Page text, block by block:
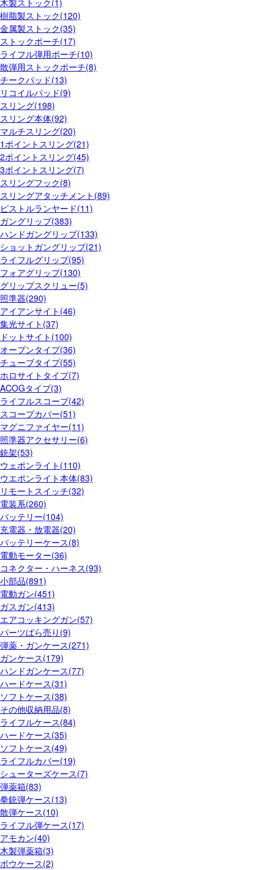
木製ストック(1)
樹脂製ストック(120)
金属製ストック(35)
ストックポーチ(17)
ライフル弾用ポーチ(10)
散弾用ストックポーチ(8)
チークパッド(13)
リコイルパッド(9)
スリング(198)
スリング本体(92)
マルチスリング(20)
1ポイントスリング(21)
2ポイントスリング(45)
3ポイントスリング(7)
スリングフック(8)
スリングアタッチメント(89)
ピストルランヤード(11)
ガングリップ(383)
ハンドガングリップ(133)
ショットガングリップ(21)
ライフルグリップ(95)
フォアグリップ(130)
グリップスクリュー(5)
照準器(290)
アイアンサイト(46)
集光サイト(37)
ドットサイト(100)
オープンタイプ(36)
チューブタイプ(55)
ホロサイトタイプ(7)
ACOGタイプ(3)
ライフルスコープ(42)
スコープカバー(51)
マグニファイヤー(11)
照準器アクセサリー(6)
銃架(53)
ウェポンライト(110)
ウエポンライト本体(83)
リモートスイッチ(32)
電装系(260)
バッテリー(104)
充電器・放電器(20)
バッテリーケース(8)
電動モーター(36)
コネクター・ハーネス(93)
小部品(891)
電動ガン(451)
ガスガン(413)
エアコッキングガン(57)
パーツばら売り(9)
弾薬・ガンケース(271)
ガンケース(179)
ハンドガンケース(77)
ハードケース(31)
ソフトケース(38)
その他収納用品(8)
ライフルケース(84)
ハードケース(35)
ソフトケース(49)
ライフルカバー(19)
シューターズケース(7)
弾薬箱(83)
拳銃弾ケース(13)
散弾ケース(10)
ライフル弾ケース(17)
アモカン(40)
木製弾薬箱(3)
ボウケース(2)